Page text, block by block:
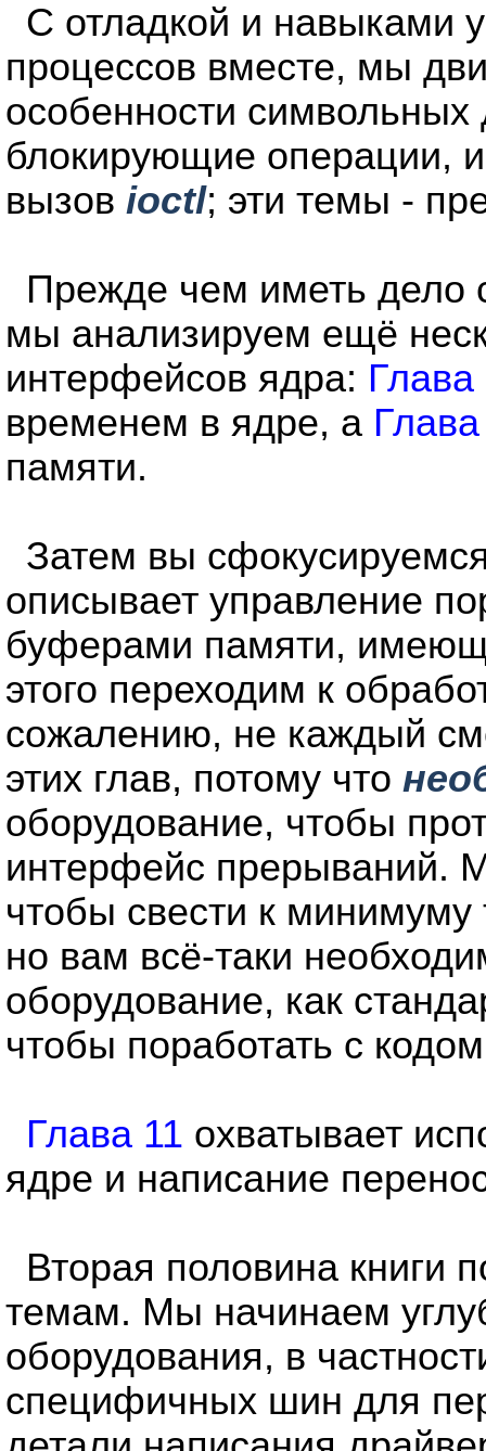
С отладкой и навыками
процессов вместе, мы
особенности символьных
блокирующие операции,
вызов ioctl; эти темы -
Прежде чем иметь дело
мы анализируем ещё
интерфейсов ядра: Глава
временем в ядре, а
памяти.
Затем вы
описывает управление
буферами памяти,
этого переходим к
сожалению, не каждый
этих глав, потому что
оборудование, чтобы
интерфейс прерываний.
чтобы свести к
но вам всё-таки
оборудование, как
чтобы поработать с
Глава 11 охватывает
ядре и написание
Вторая половина книги
темам. Мы начинаем
оборудования, в
специфичных шин для